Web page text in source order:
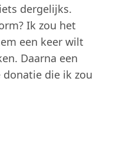
dergelijks.
Ik zou het
een keer wilt
Daarna een
die ik zou